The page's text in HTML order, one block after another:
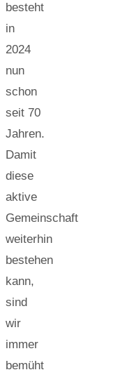
besteht
in
2024
nun
schon
seit 70
Jahren.
Damit
diese
aktive
Gemeinschaft
weiterhin
bestehen
kann,
sind
wir
immer
bemüht